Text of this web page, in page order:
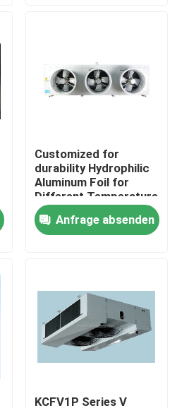
Customized for
durability Hydrophilic
Aluminum Foil for
Different Temperature
and Humidity
Requirements in Cold
Room Condensing Unit
Anfrage absenden
KCFV1P Series V